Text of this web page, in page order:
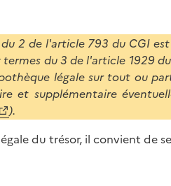
2 de l'article 793 du CGI
du 3 de l'article 1929
légale sur tout ou
et supplémentaire
).
du trésor, il convient de